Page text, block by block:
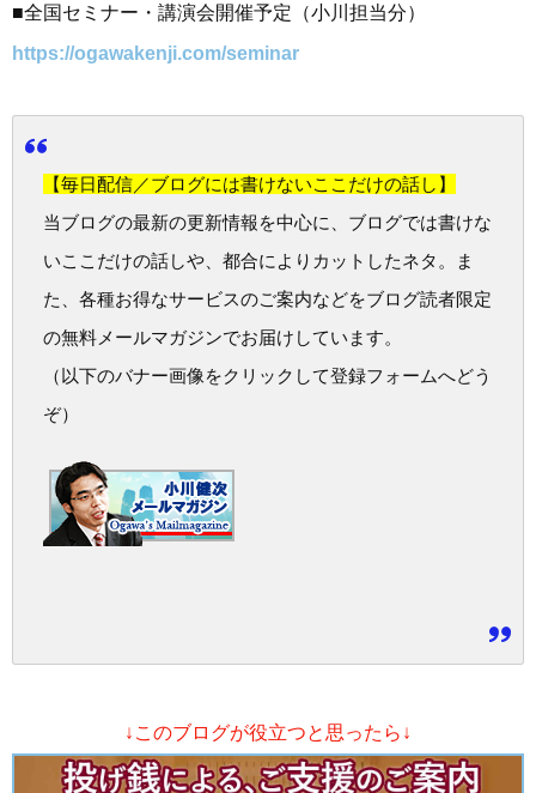
■全国セミナー・講演会開催予定（小川担当分）
https://ogawakenji.com/seminar
【毎日配信／ブログには書けないここだけの話し】
当ブログの最新の更新情報を中心に、ブログでは書けな
いここだけの話しや、都合によりカットしたネタ。ま
た、各種お得なサービスのご案内などをブログ読者限定
の無料メールマガジンでお届けしています。
（以下のバナー画像をクリックして登録フォームへどう
ぞ）
↓このブログが役立つと思ったら↓